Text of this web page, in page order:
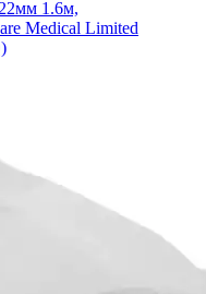
1.6м,
Medical Limited